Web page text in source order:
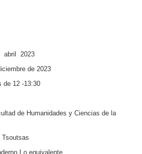
abril 2023
de 2023
de 12 -13:30
de Humanidades y Ciencias de la
I o equivalente.